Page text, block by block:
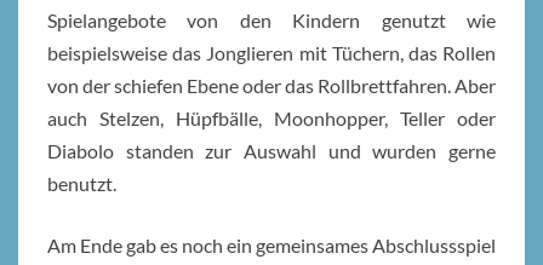
Spielangebote von den Kindern genutzt wie
beispielsweise das Jonglieren mit Tüchern, das Rollen
von der schiefen Ebene oder das Rollbrettfahren. Aber
auch Stelzen, Hüpfbälle, Moonhopper, Teller oder
Diabolo standen zur Auswahl und wurden gerne
benutzt.
Am Ende gab es noch ein gemeinsames Abschlussspiel